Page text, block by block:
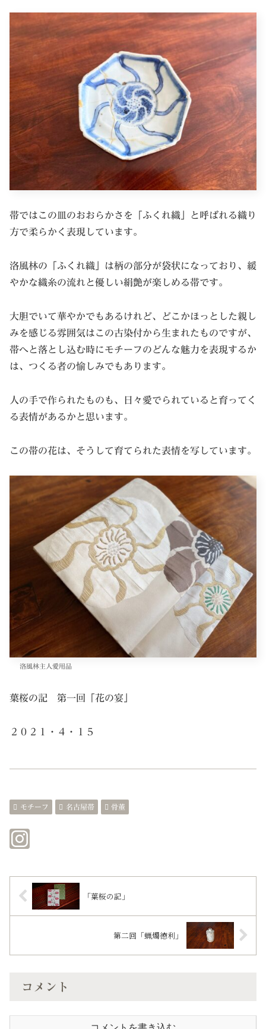
帯ではこの皿のおおらかさを「ふくれ織」と呼ばれる織り
方で柔らかく表現しています。
洛風林の「ふくれ織」は柄の部分が袋状になっており、緩
やかな織糸の流れと優しい絹艶が楽しめる帯です。
大胆でいて華やかでもあるけれど、どこかほっとした親し
みを感じる雰囲気はこの古染付から生まれたものですが、
帯へと落とし込む時にモチーフのどんな魅力を表現するか
は、つくる者の愉しみでもあります。
人の手で作られたものも、日々愛でられていると育ってく
る表情があるかと思います。
この帯の花は、そうして育てられた表情を写しています。
洛風林主人愛用品
葉桜の記 第一回「花の宴」
２０２１・４・１５
モチーフ 名古屋帯 骨董
「葉桜の記」
第二回「蝋燭徳利」
コメント